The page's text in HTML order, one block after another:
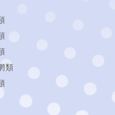
類